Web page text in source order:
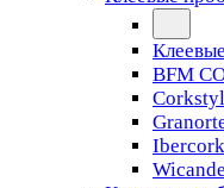
BFM
Ibercork